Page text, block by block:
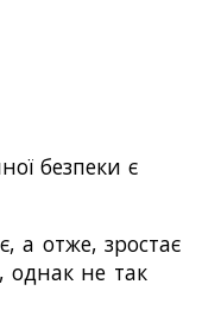
безпеки є
а отже, зростає
однак не так